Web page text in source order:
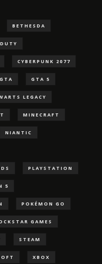
BETHESDA
CYBERPUNK 2077
GTA GTA 5
LEGACY
MINECRAFT
NIANTIC
PLAYSTATION
5
POKÉMON GO
GAMES
STEAM
XBOX